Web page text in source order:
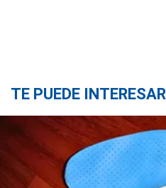
TE PUEDE INTERESAR